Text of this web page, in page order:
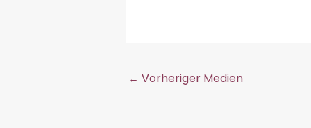
← Vorheriger Medien